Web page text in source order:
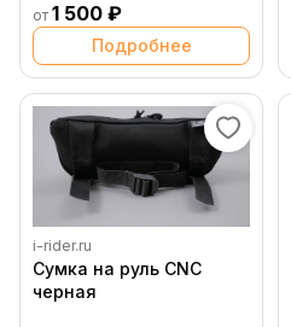
от 1 500 ₽
Подробнее
i-rider.ru
Сумка на руль CNC
черная